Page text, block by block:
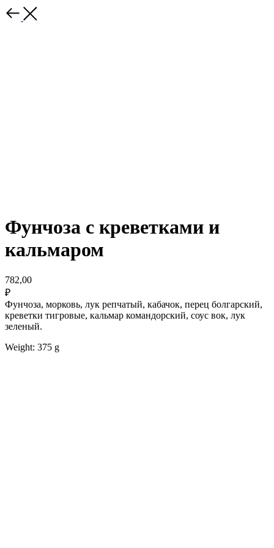
Фунчоза с креветками и
кальмаром
782,00
₽
Фунчоза, морковь, лук репчатый, кабачок, перец болгарский,
креветки тигровые, кальмар командорский, соус вок, лук
зеленый.
Weight: 375 g